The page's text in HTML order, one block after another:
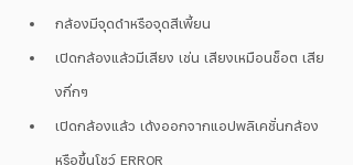
กล้องมีจุดดำหรือจุดสีเพี้ยน
เปิดกล้องแล้วมีเสียง เช่น เสียงเหมือนช็อต เสีย
งกึ่กๆ
เปิดกล้องแล้ว เด้งออกจากแอปพลิเคชั่นกล้อง
หรือขึ้นโชว์ ERROR